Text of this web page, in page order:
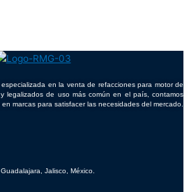
en la venta de refacciones para motor de
legalizados de uso más común en el país, contamos
marcas para satisfacer las necesidades del mercado.
Jalisco, México.